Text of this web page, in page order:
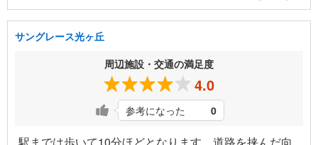
サングレース光ヶ丘
周辺施設・交通の満足度
4.0
参考になった 0